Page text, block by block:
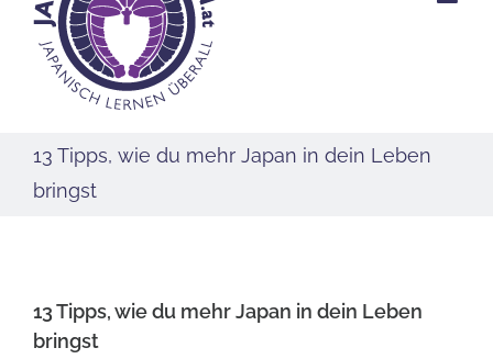
13 Tipps, wie du mehr Japan in dein Leben
bringst
13 Tipps, wie du mehr Japan in dein Leben
bringst